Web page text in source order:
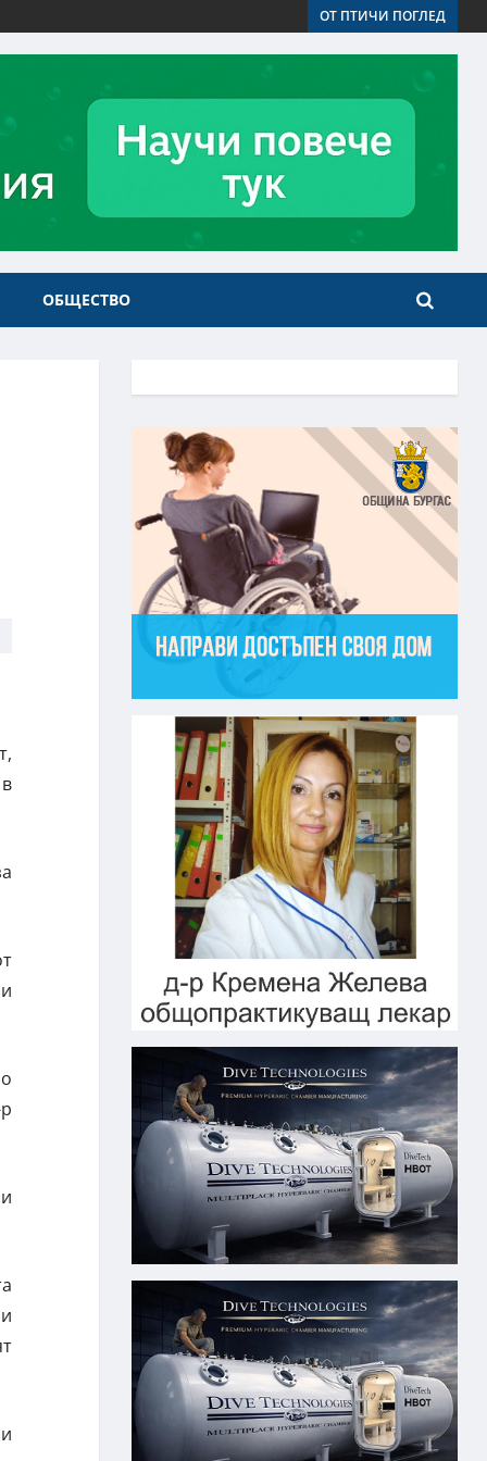
ОТ ПТИЧИ ПОГЛЕД
ОБЩЕСТВО